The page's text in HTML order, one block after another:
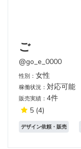
ご
@go_e_0000
性別： 女性
稼働状況： 対応可能
販売実績： 4件
5 (4)
デザイン依頼・販売